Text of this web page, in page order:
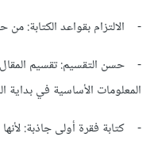
- الالتزام بقواعد الكتابة:
- حسن التقسيم: تقسيم
المعلومات الأساسية في بداية
- كتابة فقرة أولى جاذبة: